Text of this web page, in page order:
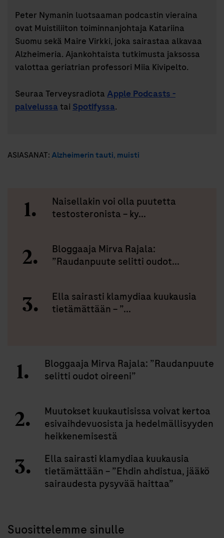
Peter Nymanin luotsaaman podcastin vieraina
ovat Muistiliiton toiminnanjohtaja Katariina
Suomu sekä Maire Virkki, joka sairastaa alkavaa
Alzheimeria. Ajankohtaista tutkimusta jaksossa
valottaa geriatrian professori Miia Kivipelto.
Seuraa Terveysradiota Apple Podcasts -
palvelussa tai Spotifyssa.
ASIASANAT:Alzheimerin tauti, muisti
Naisellakin voi olla puutetta
testosteronista – ky...
Bloggaaja Mirva Rajala:
”Raudanpuute selitti oudot...
Ella sairasti klamydiaa kuukausia
tietämättään – ”...
Bloggaaja Mirva Rajala: ”Raudanpuute
selitti oudot oireeni”
Muutokset kuukautisissa voivat kertoa
esivaihdevuosista ja hedelmällisyyden
heikkenemisestä
Ella sairasti klamydiaa kuukausia
tietämättään – ”Ehdin ahdistua, jääkö
sairaudesta pysyvää haittaa”
Suosittelemme sinulle